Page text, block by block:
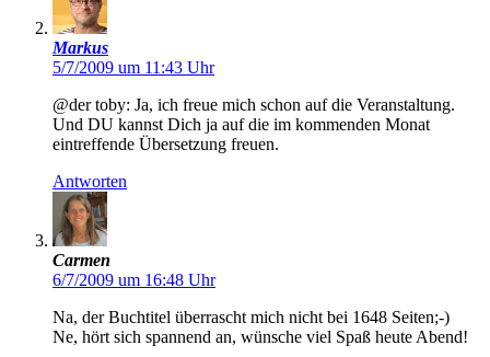
Markus
5/7/2009 um 11:43 Uhr
@der toby: Ja, ich freue mich schon auf die Veranstaltung.
Und DU kannst Dich ja auf die im kommenden Monat
eintreffende Übersetzung freuen.
Antworten
Carmen
6/7/2009 um 16:48 Uhr
Na, der Buchtitel überrascht mich nicht bei 1648 Seiten;-)
Ne, hört sich spannend an, wünsche viel Spaß heute Abend!